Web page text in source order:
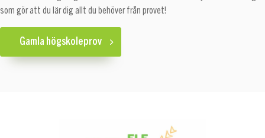
som gör att du lär dig allt du behöver från provet!
Gamla högskoleprov